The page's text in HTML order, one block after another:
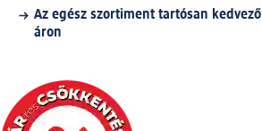
Az egész szortiment tartósan kedvező
áron